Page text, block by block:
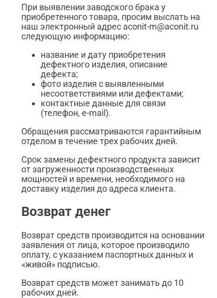
При выявлении заводского брака у
приобретенного товара, просим выслать на
наш электронный адрес aconit-m@aconit.ru
следующую информацию:
название и дату приобретения
дефектного изделия, описание
дефекта;
фото изделия с выявленными
несоответствиями или дефектами;
контактные данные для связи
(телефон, e-mail).
Обращения рассматриваются гарантийным
отделом в течение трех рабочих дней.
Срок замены дефектного продукта зависит
от загруженности производственных
мощностей и времени, необходимого на
доставку изделия до адреса клиента.
Возврат денег
Возврат средств производится на основании
заявления от лица, которое производило
оплату, с указанием паспортных данных и
«живой» подписью.
Возврат средств может занимать до 10
рабочих дней.